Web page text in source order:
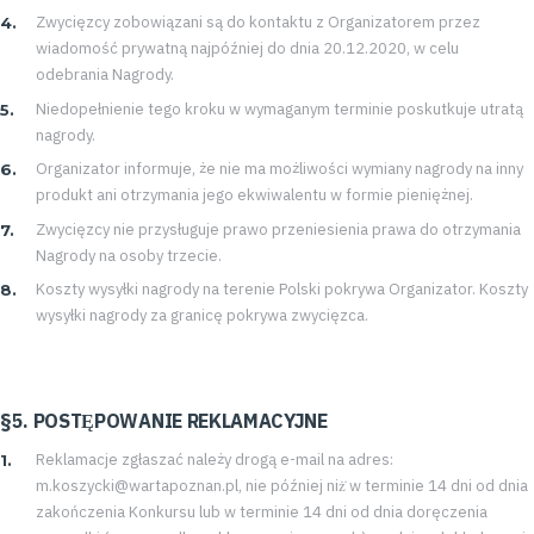
Zwycięzcy zobowiązani są do kontaktu z Organizatorem przez
wiadomość prywatną najpóźniej do dnia 20.12.2020, w celu
odebrania Nagrody.
Niedopełnienie tego kroku w wymaganym terminie poskutkuje utratą
nagrody.
Organizator informuje, że nie ma możliwości wymiany nagrody na inny
produkt ani otrzymania jego ekwiwalentu w formie pieniężnej.
Zwycięzcy nie przysługuje prawo przeniesienia prawa do otrzymania
Nagrody na osoby trzecie.
Koszty wysyłki nagrody na terenie Polski pokrywa Organizator. Koszty
wysyłki nagrody za granicę pokrywa zwycięzca.
§5. POSTĘPOWANIE REKLAMACYJNE
Reklamacje zgłaszać należy drogą e-mail na adres:
m.koszycki@wartapoznan.pl, nie później niż̇ w terminie 14 dni od dnia
zakończenia Konkursu lub w terminie 14 dni od dnia doręczenia